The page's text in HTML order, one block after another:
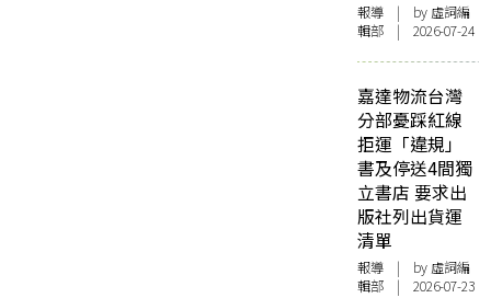
報導 | by 虛詞編
輯部 | 2026-07-24
嘉達物流台灣
分部憂踩紅線
拒運「違規」
書及停送4間獨
立書店 要求出
版社列出貨運
清單
報導 | by 虛詞編
輯部 | 2026-07-23